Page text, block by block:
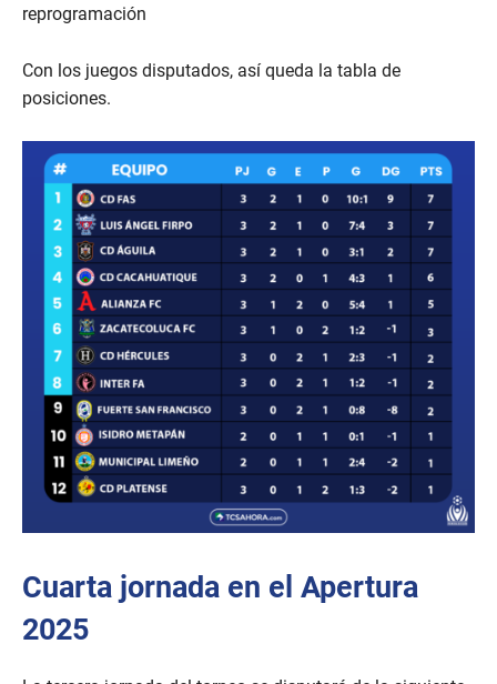
reprogramación
Con los juegos disputados, así queda la tabla de
posiciones.
Cuarta jornada en el Apertura
2025